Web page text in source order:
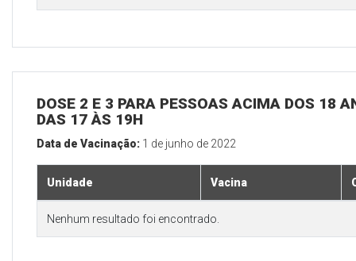
DOSE 2 E 3 PARA PESSOAS ACIMA DOS 18
DAS 17 ÀS 19H
Data de Vacinação: 1 de junho de 2022
Unidade Vacina
Nenhum resultado foi encontrado.